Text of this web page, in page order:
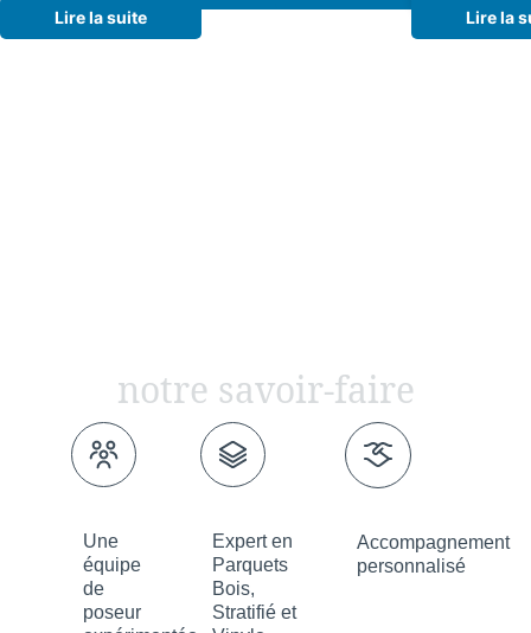
Lire la suite Lire la
notre savoir-faire
Une
équipe
de
poseur
Expert en
Parquets
Bois,
Stratifié et
Accompagnement
personnalisé